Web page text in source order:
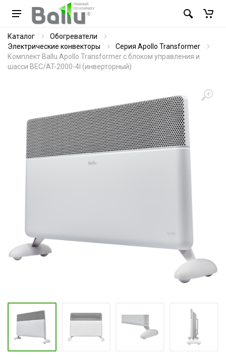
Каталог
Обогреватели
Электрические конвекторы
Серия Apollo Transformer
Комплект Ballu Apollo Transformer с блоком управления и
шасси BEC/AT-2000-4I (инверторный)